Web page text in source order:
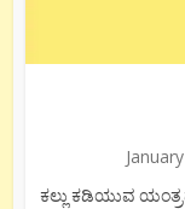
ಕಲ್ಲು ಕಡಿಯುವ